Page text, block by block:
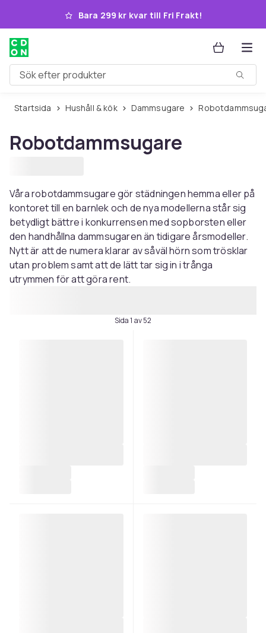
Hoppa till huvudinnehållet
Bara 299 kr kvar till Fri Frakt!
Sök efter produkter
Startsida Hushåll & kök Dammsugare
Robotdammsugare
Våra robotdammsugare gör städningen hemma eller på
kontoret till en barnlek och de nya modellerna står sig
betydligt bättre i konkurrensen med sopborsten eller
den handhållna dammsugaren än tidigare årsmodeller.
Nytt är att de numera klarar av såväl hörn som trösklar
utan problem samt att de lätt tar sig in i trånga
utrymmen för att göra rent.
Sida 1 av 52